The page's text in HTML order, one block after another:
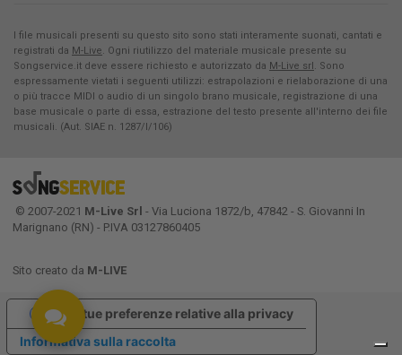
I file musicali presenti su questo sito sono stati interamente suonati, cantati e
registrati da M-Live. Ogni riutilizzo del materiale musicale presente su
Songservice.it deve essere richiesto e autorizzato da M-Live srl. Sono
espressamente vietati i seguenti utilizzi: estrapolazioni e rielaborazione di una
o più tracce MIDI o audio di un singolo brano musicale, registrazione di una
base musicale o parte di essa, estrazione del testo presente all'interno dei file
musicali. (Aut. SIAE n. 1287/I/106)
© 2007-2021 M-Live Srl - Via Luciona 1872/b, 47842 - S. Giovanni In
Marignano (RN) - P.IVA 03127860405
Sito creato da M-LIVE
Informativa sulla raccolta
Le tue preferenze relative alla privacy